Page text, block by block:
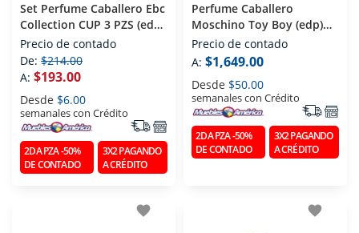
Set Perfume Caballero Ebc
Collection CUP 3 PZS (edp)
Eau De Parfum 100 Ml
Precio de contado
De: $214.00
A: $193.00
Desde $6.00
semanales con Crédito
2DA PZA -50%
DE CONTADO
3X2 PAGANDO
A CRÉDITO
Perfume Caballero
Moschino Toy Boy (edp)
Eau De Parfum 100 Ml
Precio de contado
A: $1,649.00
Desde $50.00
semanales con Crédito
2DA PZA -50%
DE CONTADO
3X2 PAGANDO
A CRÉDITO
favorite favorite